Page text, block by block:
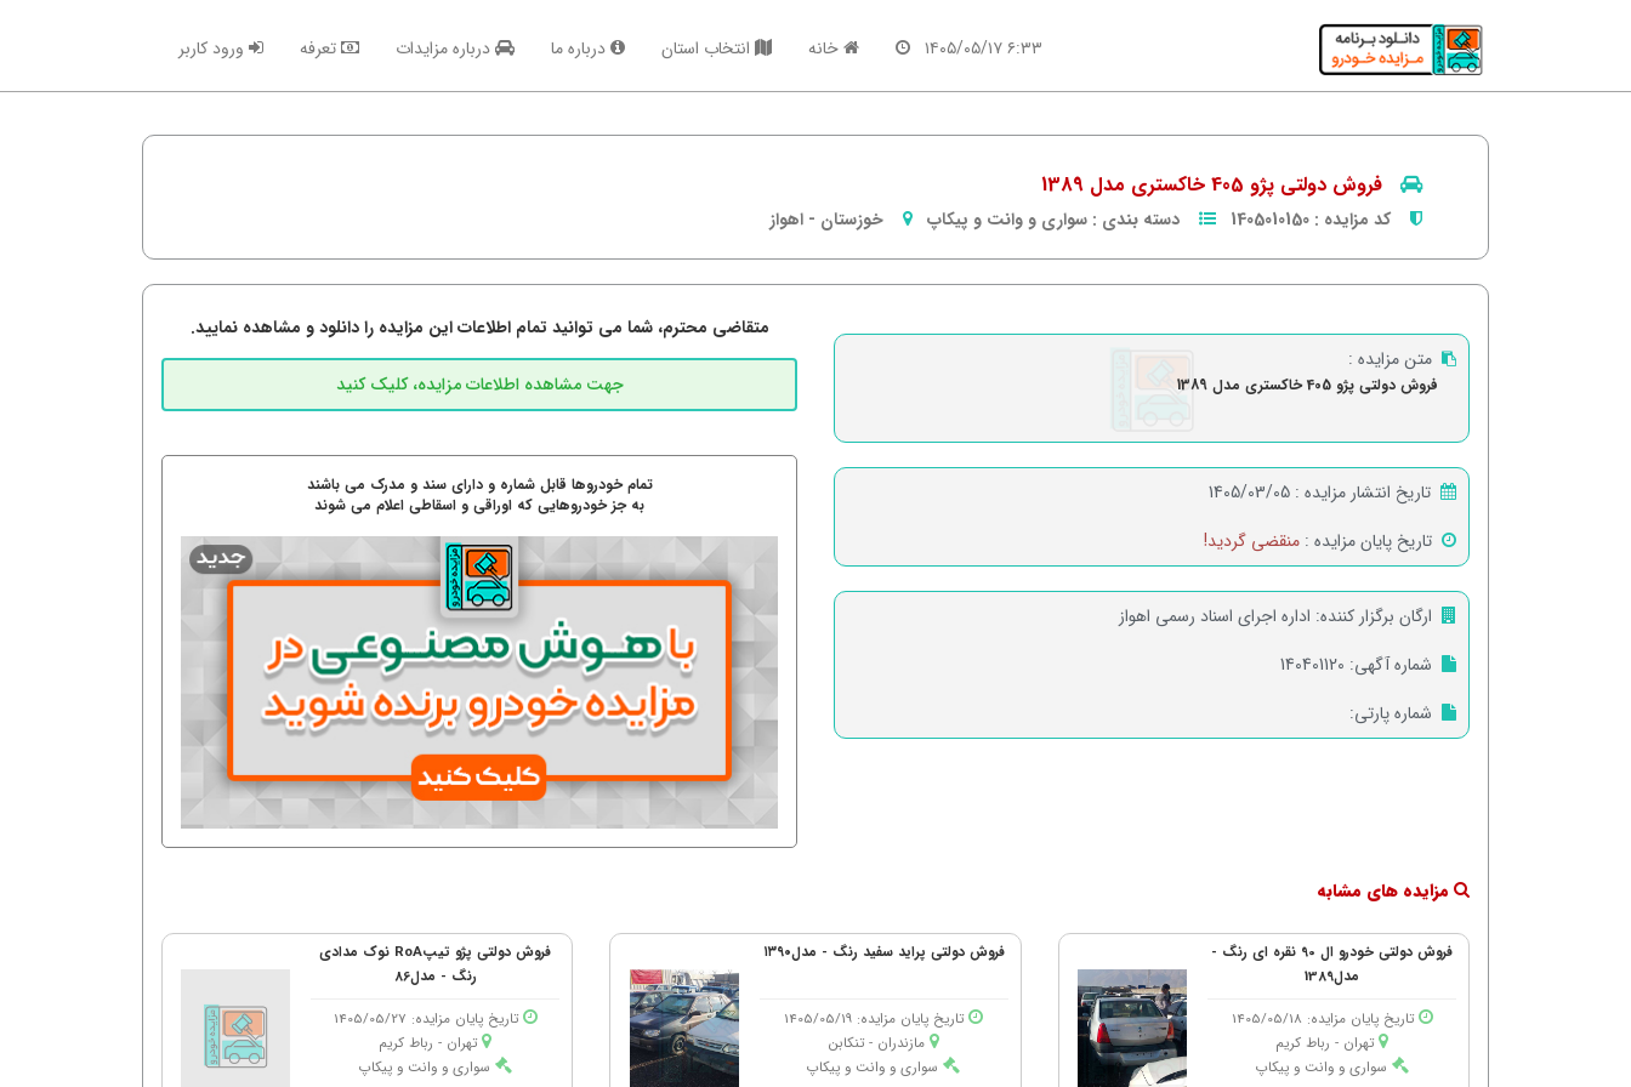
۶:۳۳ ۱۴۰۵/۰۵/۱۷ خانه انتخاب استان درباره ما درباره مزایدات تعرفه ورود کاربر
فروش دولتی پژو 405 خاکستری مدل 1389
کد مزایده : 1405010150 دسته بندی : سواری و وانت و پیکاپ خوزستان - اهواز
متن مزایده :
فروش دولتی پژو 405 خاکستری مدل 1389
تاریخ انتشار مزایده : 1405/03/05
تاریخ پایان مزایده : منقضی گردید!
ارگان برگزار کننده: اداره اجرای اسناد رسمی اهواز
شماره آگهی: 140401120
شماره پارتی:
متقاضی محترم، شما می توانید تمام اطلاعات این مزایده را دانلود و مشاهده نمایید.
تمام خودروها قابل شماره و دارای سند و مدرک می باشند
به جز خودروهایی که اوراقی و اسقاطی اعلام می شوند
مزایده های مشابه
فروش دولتی خودرو ال 90 نقره ای رنگ -
مدل1389
تاریخ پایان مزایده: 1405/05/18
تهران - رباط كریم
سواری و وانت و پیکاپ
فروش دولتی پراید سفید رنگ - مدل۱۳۹۰
تاریخ پایان مزایده: 1405/05/19
مازندران - تنكابن
سواری و وانت و پیکاپ
فروش دولتی پژو تیپRoA نوک مدادی
رنگ - مدل86
تاریخ پایان مزایده: 1405/05/27
تهران - رباط كریم
سواری و وانت و پیکاپ